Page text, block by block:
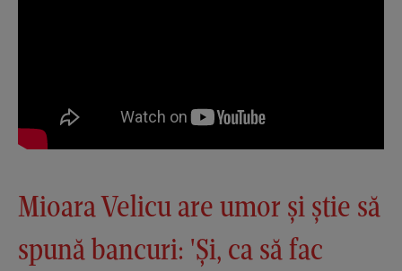
Mioara Velicu are umor și știe să
spună bancuri: 'Și, ca să fac